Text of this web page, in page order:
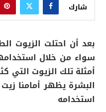
شارك
بعد أن احتلت الزيوت
سواء من خلال
أمثلة تلك الزيوت التي
البشرة يظهر أمامنا
استخدامه